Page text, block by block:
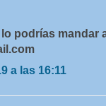
podrías mandar
a las 16:11